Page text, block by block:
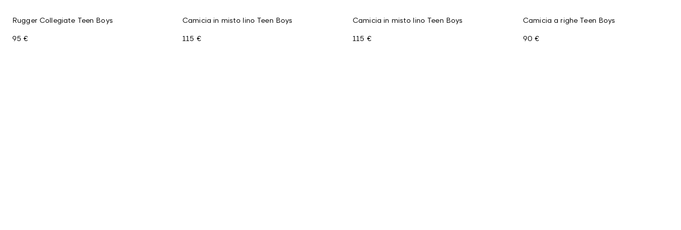
Rugger Collegiate Teen Boys
95 €
Camicia in misto lino Teen Boys
115 €
Camicia in misto lino Teen Boys
115 €
Camicia a righe Teen Boys
90 €